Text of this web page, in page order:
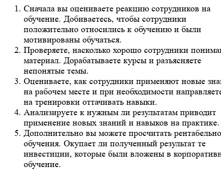
Сначала вы оцениваете реакцию сотрудников на
обучение. Добиваетесь, чтобы сотрудники
положительно относились к обучению и были
мотивированы обучаться.
Проверяете, насколько хорошо сотрудники
материал. Дорабатываете курсы и разъясняете
непонятые темы.
Оцениваете, как сотрудники применяют новые
на рабочем месте и при необходимости
на тренировки оттачивать навыки.
Анализируете к нужным ли результатам приводит
применение новых знаний и навыков на практике.
Дополнительно вы можете просчитать
обучения. Окупает ли полученный результат те
инвестиции, которые были вложены в
обучение.